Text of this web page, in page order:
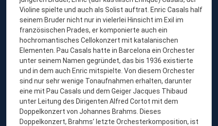
Violine spielte und auch als Solist auftrat. Enric Casals half
seinem Bruder nicht nur in vielerlei Hinsicht im Exil im
französischen Prades, er komponierte auch ein
hochromantisches Cellokonzert mit katalanischen
Elementen. Pau Casals hatte in Barcelona ein Orchester
unter seinem Namen gegründet, das bis 1936 existierte
und in dem auch Enric mitspielte. Von diesem Orchester
sind nur sehr wenige Tonaufnahmen erhalten, darunter
eine mit Pau Casals und dem Geiger Jacques Thibaud
unter Leitung des Dirigenten Alfred Cortot mit dem
Doppelkonzert von Johannes Brahms. Dieses
Doppelkonzert, Brahms’ letzte Orchesterkomposition, ist